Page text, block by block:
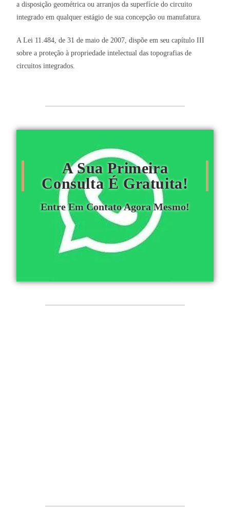
a disposição geométrica ou arranjos da superfície do circuito
integrado em qualquer estágio de sua concepção ou manufatura.
A Lei 11.484, de 31 de maio de 2007, dispõe em seu capítulo III
sobre a proteção à propriedade intelectual das topografias de
circuitos integrados.
A Sua Primeira
Consulta É Gratuita!
Entre Em Contato Agora Mesmo!